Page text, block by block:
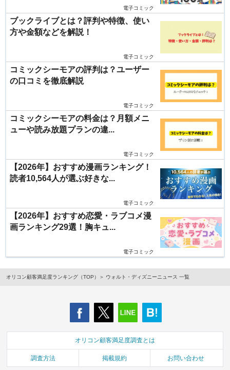
電子コミック
ブックライブとは？評判や特徴、使い
方や金額などを解説！
電子コミック
コミックシーモアの評判は？ユーザー
の口コミを徹底解説
電子コミック
コミックシーモアの料金は？月額メニ
ューや読み放題プランの違...
電子コミック
【2026年】おすすめ漫画ランキング！
読者10,564人が選ぶ好きな...
電子コミック
【2026年】おすすめ恋愛・ラブコメ漫
画ランキング29選！胸キュ...
電子コミック
オリコン顧客満足度ランキング（TOP） ウォルト・ディズニーニュース 一覧
オリコン顧客満足度調査とは
調査方法 掲載規約 お問い合わせ